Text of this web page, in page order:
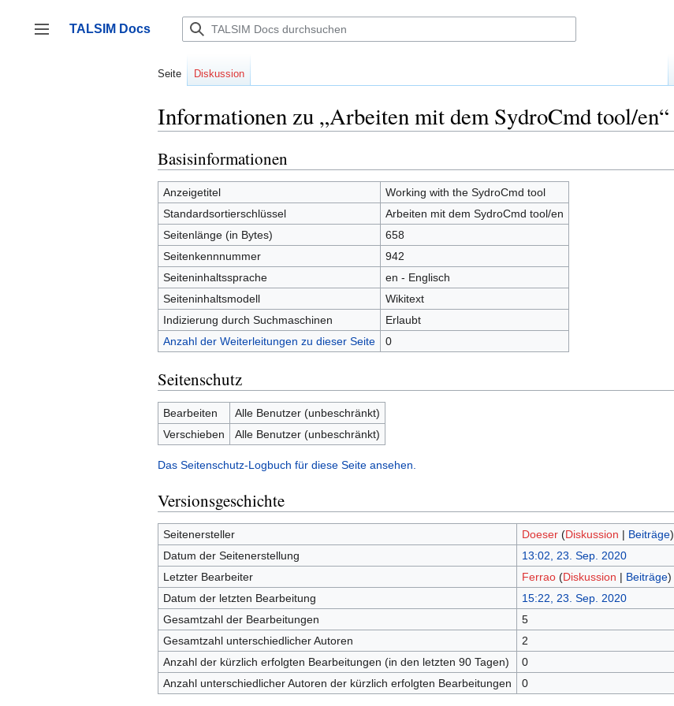
springen
Seitenleiste umschalten
TALSIM Docs
Seite Diskussion
Informationen zu „Arbeiten mit dem SydroCmd tool/en“
Basisinformationen
Anzeigetitel
Working with the SydroCmd tool
Standardsortierschlüssel
Arbeiten mit dem SydroCmd tool/en
Seitenlänge (in Bytes)
658
Seitenkennnummer
942
Seiteninhaltssprache
en - Englisch
Seiteninhaltsmodell
Wikitext
Indizierung durch Suchmaschinen
Erlaubt
Anzahl der Weiterleitungen zu dieser Seite
0
Seitenschutz
Bearbeiten
Alle Benutzer (unbeschränkt)
Verschieben
Alle Benutzer (unbeschränkt)
Das Seitenschutz-Logbuch für diese Seite ansehen.
Versionsgeschichte
Seitenersteller Doeser (Diskussion | Beiträge)
Datum der Seitenerstellung
13:02, 23. Sep. 2020
Letzter Bearbeiter
Ferrao (Diskussion | Beiträge)
Datum der letzten Bearbeitung
15:22, 23. Sep. 2020
Gesamtzahl der Bearbeitungen
5
Gesamtzahl unterschiedlicher Autoren
2
Anzahl der kürzlich erfolgten Bearbeitungen (in den letzten 90 Tagen)
0
Anzahl unterschiedlicher Autoren der kürzlich erfolgten Bearbeitungen
0